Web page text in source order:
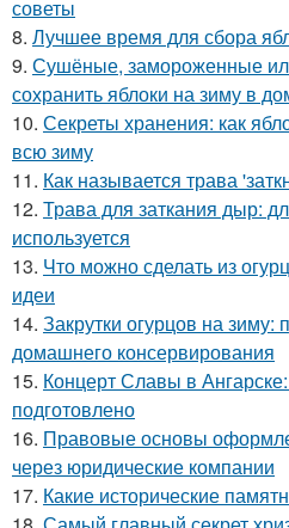
советы
8. Лучшее время для сбора
9. Сушёные, замороженные
сохранить яблоки на зиму в
10. Секреты хранения: как
всю зиму
11. Как называется трава
12. Трава для заткания дыр:
используется
13. Что можно сделать из
идеи
14. Закрутки огурцов на
домашнего консервирования
15. Концерт Славы в
подготовлено
16. Правовые основы
через юридические компании
17. Какие исторические